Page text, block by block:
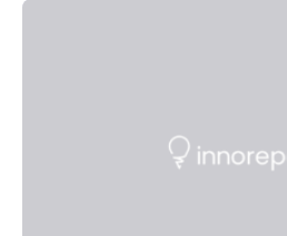
Durch den verstärkten Einsatz